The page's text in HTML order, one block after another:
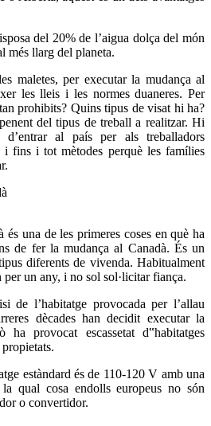
del 20% de l’aigua dolça del món
més llarg del planeta.
maletes, per executar la mudança al
les lleis i les normes duaneres. Per
prohibits? Quins tipus de visat hi ha?
del tipus de treball a realitzar. Hi
al país per als treballadors
i fins i tot mètodes perquè les famílies
una de les primeres coses en què ha
de fer la mudança al Canadà. És un
diferents de vivenda. Habitualment
per un any, i no sol sol·licitar fiança.
de l’habitatge provocada per l’allau
dècades han decidit executar la
provocat escassetat d‟habitatges
estàndard és de 110-120 V amb una
qual cosa endolls europeus no són
o convertidor.